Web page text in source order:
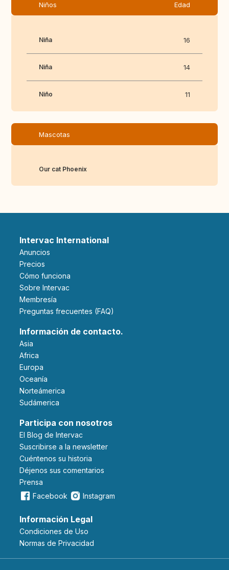
Niños Edad
Niña 16
Niña 14
Niño 11
Mascotas
Our cat Phoenix
Intervac International
Anuncios
Precios
Cómo funciona
Sobre Intervac
Membresía
Preguntas frecuentes (FAQ)
Información de contacto.
Asia
Africa
Europa
Oceanía
Norteámerica
Sudámerica
Participa con nosotros
El Blog de Intervac
Suscribirse a la newsletter
Cuéntenos su historia
Déjenos sus comentarios
Prensa
Facebook
Instagram
Información Legal
Condiciones de Uso
Normas de Privacidad